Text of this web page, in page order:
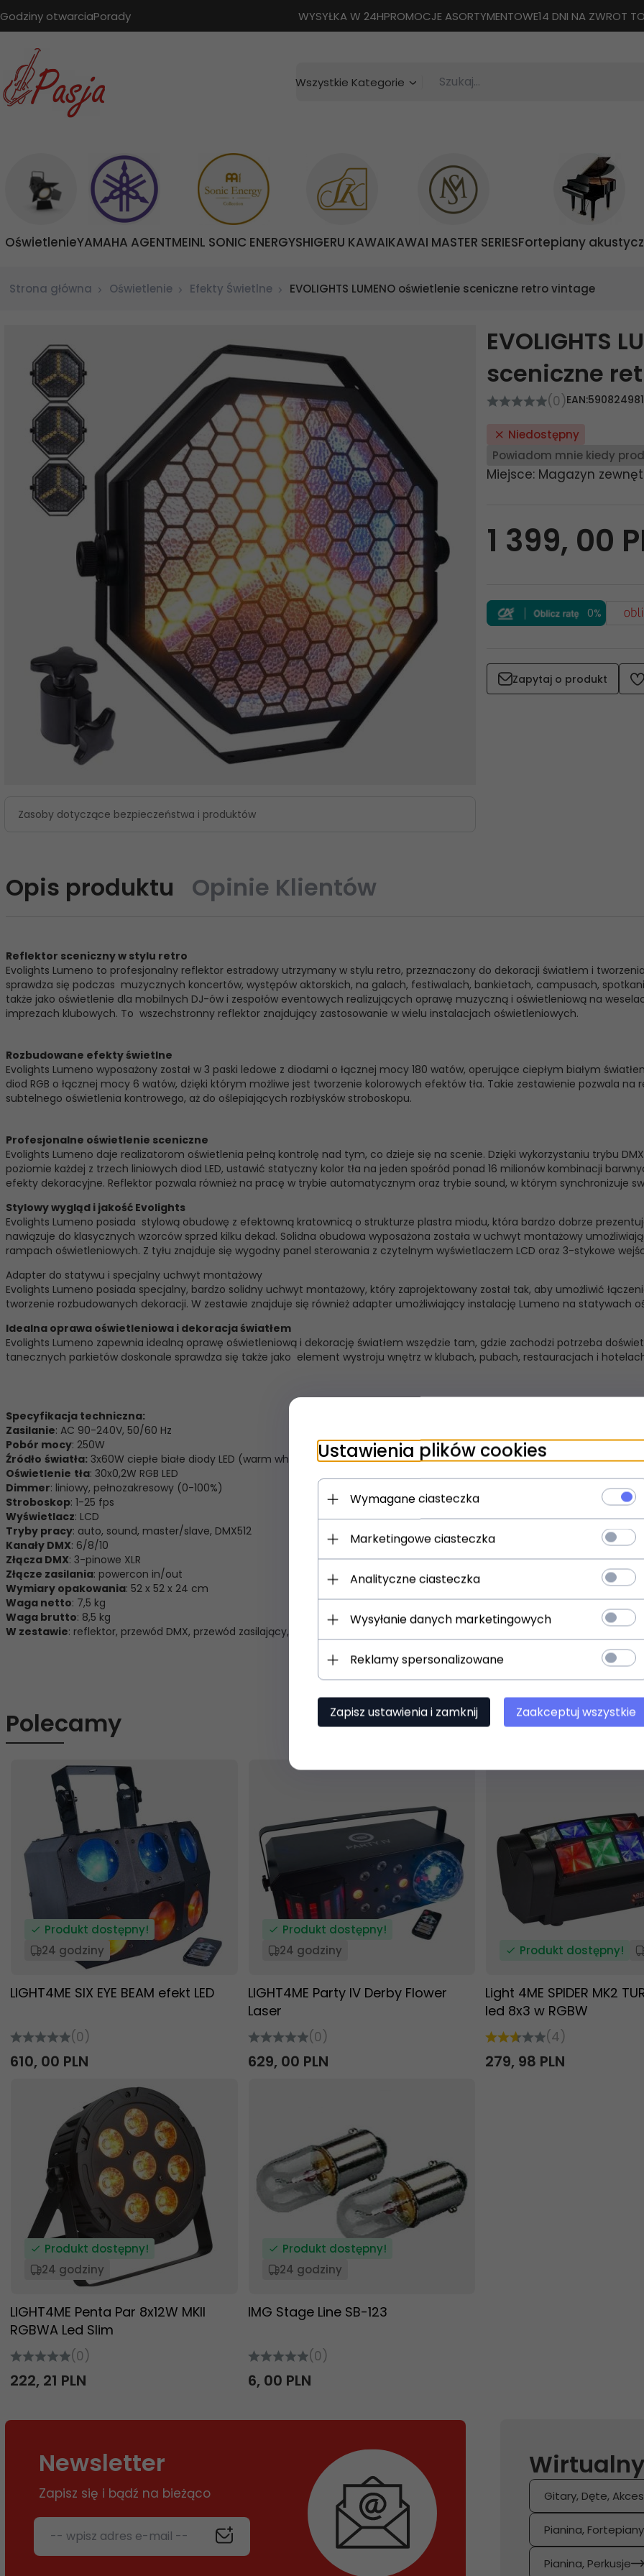
Godziny otwarciaPorady WYSYŁKA W 24HPROMOCJE ASORTYMENTOWE14 DNI NA ZWROT
categories_searcher
Wszystkie Kategorie Szukaj...
OświetlenieYAMAHA AGENTMEINL SONIC ENERGYSHIGERU KAWAIKAWAI MASTER SERIESFortepiany
Strona główna Oświetlenie Efekty Świetlne EVOLIGHTS LUMENO oświetlenie sceniczne retro vintage
Zasoby dotyczące bezpieczeństwa i produktów
EVOLIGHTS
sceniczne
(0)EAN:
Niedostępny
Powiadom mnie kiedy
Miejsce: Magazyn
1 399, 00
0%
Zapytaj o produkt
Opis produktu Opinie Klientów
Reflektor sceniczny w stylu retro
Evolights Lumeno to profesjonalny reflektor estradowy utrzymany w stylu retro, przeznaczony do dekoracji światłem i
sprawdza się podczas muzycznych koncertów, występów aktorskich, na galach, festiwalach, bankietach, campusach,
także jako oświetlenie dla mobilnych DJ-ów i zespołów eventowych realizujących oprawę muzyczną i oświetleniową na
imprezach klubowych. To wszechstronny reflektor znajdujący zastosowanie w wielu instalacjach oświetleniowych.
Rozbudowane efekty świetlne
Evolights Lumeno wyposażony został w 3 paski ledowe z diodami o łącznej mocy 180 watów, operujące ciepłym białym
diod RGB o łącznej mocy 6 watów, dzięki którym możliwe jest tworzenie kolorowych efektów tła. Takie zestawienie pozwala
subtelnego oświetlenia kontrowego, aż do oślepiających rozbłysków stroboskopu.
Profesjonalne oświetlenie sceniczne
Evolights Lumeno daje realizatorom oświetlenia pełną kontrolę nad tym, co dzieje się na scenie. Dzięki wykorzystaniu trybu
poziomie każdej z trzech liniowych diod LED, ustawić statyczny kolor tła na jeden spośród ponad 16 milionów kombinacji
efekty dekoracyjne. Reflektor pozwala również na pracę w trybie automatycznym oraz trybie sound, w którym synchronizuje
Stylowy wygląd i jakość Evolights
Evolights Lumeno posiada stylową obudowę z efektowną kratownicą o strukturze plastra miodu, która bardzo dobrze
nawiązuje do klasycznych wzorców sprzed kilku dekad. Solidna obudowa wyposażona została w uchwyt montażowy
rampach oświetleniowych. Z tyłu znajduje się wygodny panel sterowania z czytelnym wyświetlaczem LCD oraz 3-stykowe
Adapter do statywu i specjalny uchwyt montażowy
Evolights Lumeno posiada specjalny, bardzo solidny uchwyt montażowy, który zaprojektowany został tak, aby umożliwić
tworzenie rozbudowanych dekoracji. W zestawie znajduje się również adapter umożliwiający instalację Lumeno na statywach
Idealna oprawa oświetleniowa i dekoracja światłem
Evolights Lumeno zapewnia idealną oprawę oświetleniową i dekorację światłem wszędzie tam, gdzie zachodzi potrzeba
tanecznych parkietów doskonale sprawdza się także jako element wystroju wnętrz w klubach, pubach, restauracjach i
Specyfikacja techniczna:
Zasilanie: AC 90-240V, 50/60 Hz
Pobór mocy: 250W
Źródło światła: 3x60W ciepłe białe diody LED (warm white)
Oświetlenie tła: 30x0,2W RGB LED
Dimmer: liniowy, pełnozakresowy (0-100%)
Stroboskop: 1-25 fps
Wyświetlacz: LCD
Tryby pracy: auto, sound, master/slave, DMX512
Kanały DMX: 6/8/10
Złącza DMX: 3-pinowe XLR
Złącze zasilania: powercon in/out
Wymiary opakowania: 52 x 52 x 24 cm
Waga netto: 7,5 kg
Waga brutto: 8,5 kg
W zestawie: reflektor, przewód DMX, przewód zasilający, uchwyt montażowy, uchwyt do statywu, instrukcja użytkowania (EN/
Polecamy
Produkt dostępny!
24 godziny
LIGHT4ME SIX EYE BEAM efekt LED
(0)
610, 00 PLN
Produkt dostępny!
24 godziny
LIGHT4ME Party IV Derby Flower
Laser
(0)
629, 00 PLN
Produkt dostępny!
Light 4ME SPIDER MK2
led 8x3 w RGBW
(4)
279, 98 PLN
Produkt dostępny!
24 godziny
LIGHT4ME Penta Par 8x12W MKII
RGBWA Led Slim
(0)
222, 21 PLN
Produkt dostępny!
24 godziny
IMG Stage Line SB-123
(0)
6, 00 PLN
Newsletter
Zapisz się i bądź na bieżąco
-- wpisz adres e-mail --
Gitary, Dęte,
Pianina,
Pianina, Perkusje
Ustawienia plików cookies
Wymagane ciasteczka
Marketingowe ciasteczka
Analityczne ciasteczka
Wysyłanie danych marketingowych
Reklamy spersonalizowane
Zapisz ustawienia i zamknij Zaakceptuj wszystkie